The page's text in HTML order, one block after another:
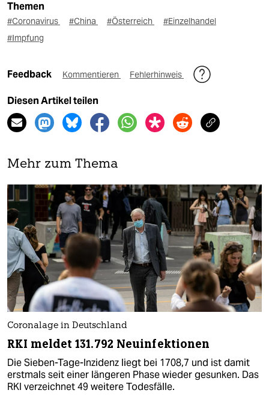
Themen
#Coronavirus #China #Österreich
#Einzelhandel
#Impfung
Feedback Kommentieren Fehlerhinweis
Diesen Artikel teilen
Mehr zum Thema
Coronalage in Deutschland
RKI meldet 131.792 Neuinfektionen
Die Sieben-Tage-Inzidenz liegt bei 1708,7 und ist damit
erstmals seit einer längeren Phase wieder gesunken. Das
RKI verzeichnet 49 weitere Todesfälle.